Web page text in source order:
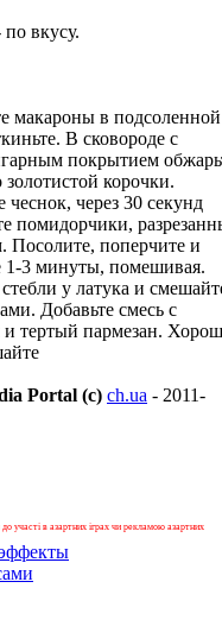
вкусу.
макароны в подсоленной
В сковороде с
покрытием
золотистой корочки.
чеснок, через 30 секунд
помидорчики,
Посолите, поперчите и
1-3 минуты, помешивая.
у латука и
Добавьте смесь с
и тертый пармезан.
Portal (c) ch.ua - 2011-
участі в азартних іграх чи рекламою азартних